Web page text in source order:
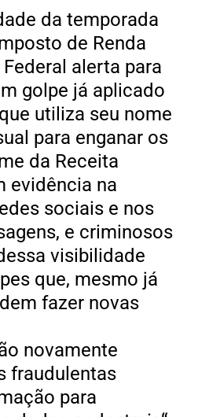
da temporada
de Renda
alerta para
golpe já aplicado
utiliza seu nome
para enganar os
da Receita
evidência na
sociais e nos
e criminosos
visibilidade
que, mesmo já
fazer novas
novamente
fraudulentas
para